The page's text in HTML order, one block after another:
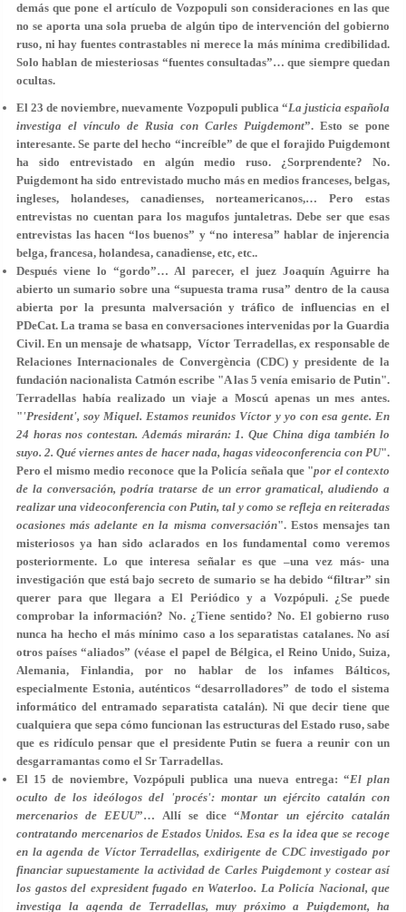
demás que pone el artículo de Vozpopuli son consideraciones en las que
no se aporta una sola prueba de algún tipo de intervención del gobierno
ruso, ni hay fuentes contrastables ni merece la más mínima credibilidad.
Solo hablan de miesteriosas “fuentes consultadas”… que siempre quedan
ocultas.
El 23 de noviembre, nuevamente Vozpopuli publica “La justicia española
investiga el vínculo de Rusia con Carles Puigdemont”. Esto se pone
interesante. Se parte del hecho “increíble” de que el forajido Puigdemont
ha sido entrevistado en algún medio ruso. ¿Sorprendente? No.
Puigdemont ha sido entrevistado mucho más en medios franceses, belgas,
ingleses, holandeses, canadienses, norteamericanos,… Pero estas
entrevistas no cuentan para los magufos juntaletras. Debe ser que esas
entrevistas las hacen “los buenos” y “no interesa” hablar de injerencia
belga, francesa, holandesa, canadiense, etc, etc..
Después viene lo “gordo”… Al parecer, el juez Joaquín Aguirre ha
abierto un sumario sobre una “supuesta trama rusa” dentro de la causa
abierta por la presunta malversación y tráfico de influencias en el
PDeCat. La trama se basa en conversaciones intervenidas por la Guardia
Civil. En un mensaje de whatsapp, Víctor Terradellas, ex responsable de
Relaciones Internacionales de Convergència (CDC) y presidente de la
fundación nacionalista Catmón escribe "A las 5 venía emisario de Putin".
Terradellas había realizado un viaje a Moscú apenas un mes antes.
"'President', soy Miquel. Estamos reunidos Víctor y yo con esa gente. En
24 horas nos contestan. Además mirarán: 1. Que China diga también lo
suyo. 2. Qué viernes antes de hacer nada, hagas videoconferencia con PU".
Pero el mismo medio reconoce que la Policía señala que "por el contexto
de la conversación, podría tratarse de un error gramatical, aludiendo a
realizar una videoconferencia con Putin, tal y como se refleja en reiteradas
ocasiones más adelante en la misma conversación". Estos mensajes tan
misteriosos ya han sido aclarados en los fundamental como veremos
posteriormente. Lo que interesa señalar es que –una vez más- una
investigación que está bajo secreto de sumario se ha debido “filtrar” sin
querer para que llegara a El Periódico y a Vozpópuli. ¿Se puede
comprobar la información? No. ¿Tiene sentido? No. El gobierno ruso
nunca ha hecho el más mínimo caso a los separatistas catalanes. No así
otros países “aliados” (véase el papel de Bélgica, el Reino Unido, Suiza,
Alemania, Finlandia, por no hablar de los infames Bálticos,
especialmente Estonia, auténticos “desarrolladores” de todo el sistema
informático del entramado separatista catalán). Ni que decir tiene que
cualquiera que sepa cómo funcionan las estructuras del Estado ruso, sabe
que es ridículo pensar que el presidente Putin se fuera a reunir con un
desgarramantas como el Sr Tarradellas.
El 15 de noviembre, Vozpópuli publica una nueva entrega: “El plan
oculto de los ideólogos del 'procés': montar un ejército catalán con
mercenarios de EEUU”… Allí se dice “Montar un ejército catalán
contratando mercenarios de Estados Unidos. Esa es la idea que se recoge
en la agenda de Víctor Terradellas, exdirigente de CDC investigado por
financiar supuestamente la actividad de Carles Puigdemont y costear así
los gastos del expresident fugado en Waterloo. La Policía Nacional, que
investiga la agenda de Terradellas, muy próximo a Puigdemont, ha